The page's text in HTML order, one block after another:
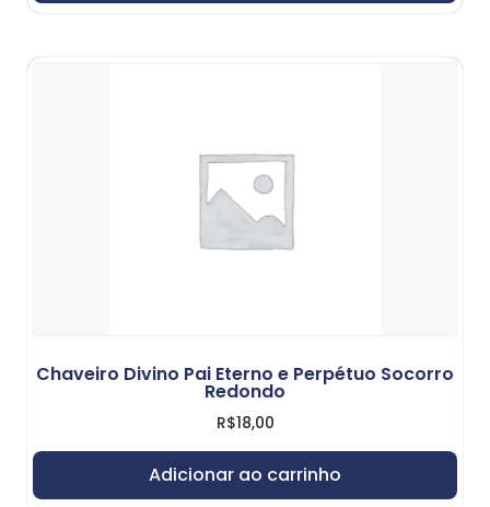
Chaveiro Divino Pai Eterno e Perpétuo Socorro
Redondo
R$18,00
Adicionar ao carrinho